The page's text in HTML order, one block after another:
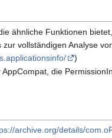
ähnliche Funktionen
vollständigen Analyse
)
die
archive.org/details/